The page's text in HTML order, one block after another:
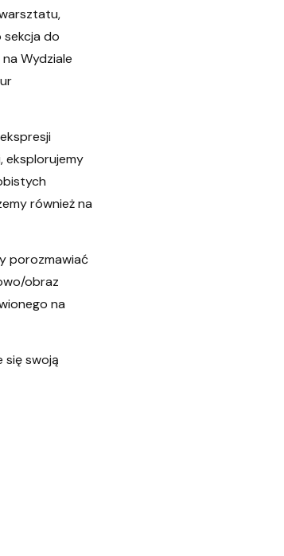
do
Wydziale
eksplorujemy
również na
porozmawiać
obraz
na
się swoją